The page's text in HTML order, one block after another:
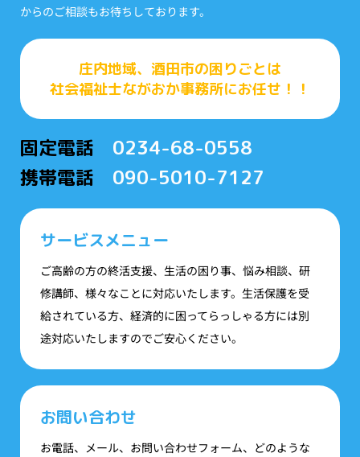
からのご相談もお待ちしております。
庄内地域、酒田市の困りごとは
社会福祉士ながおか事務所にお任せ！！
固定電話 0234-68-0558
携帯電話 090-5010-7127
サービスメニュー
ご高齢の方の終活支援、生活の困り事、悩み相談、研
修講師、様々なことに対応いたします。生活保護を受
給されている方、経済的に困ってらっしゃる方には別
途対応いたしますのでご安心ください。
お問い合わせ
お電話、メール、お問い合わせフォーム、どのような